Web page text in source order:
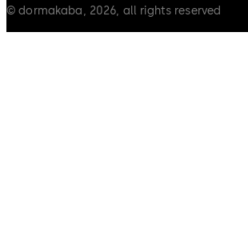
© dormakaba, 2026, all rights reserved